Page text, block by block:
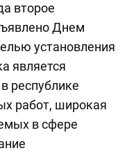
второе
Днем
установления
является
республике
работ, широкая
в сфере